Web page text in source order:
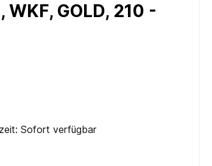
GOLD, 210 -
Sofort verfügbar